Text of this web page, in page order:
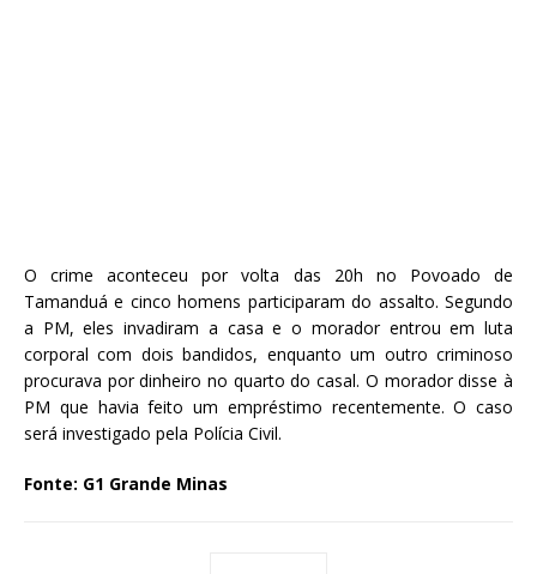
O crime aconteceu por volta das 20h no Povoado de
Tamanduá e cinco homens participaram do assalto. Segundo
a PM, eles invadiram a casa e o morador entrou em luta
corporal com dois bandidos, enquanto um outro criminoso
procurava por dinheiro no quarto do casal. O morador disse à
PM que havia feito um empréstimo recentemente. O caso
será investigado pela Polícia Civil.
Fonte: G1 Grande Minas